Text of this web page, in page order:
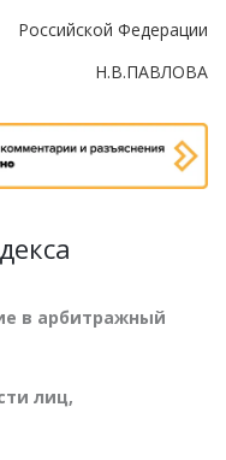
Российской Федерации
Н.В.ПАВЛОВА
в арбитражный
лиц,